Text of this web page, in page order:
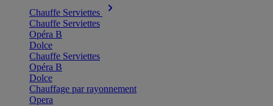
Chauffe Serviettes
Chauffe Serviettes
Opéra B
Dolce
Chauffe Serviettes
Opéra B
Dolce
Chauffage par rayonnement
Opera